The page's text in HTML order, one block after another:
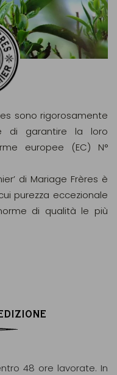
sono rigorosamente
di garantire la loro
europee (EC) N°
di Mariage Frères è
purezza eccezionale
di qualità le più
48 ore lavorate. In